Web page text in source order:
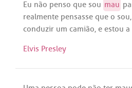
Eu não penso que sou mau
realmente pensasse que o sou,
conduzir um camião, e estou a
Elvis Presley